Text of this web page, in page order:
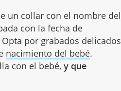
un collar con el nombre del
con la fecha de
por grabados delicados
nacimiento del bebé.
con el bebé,y que